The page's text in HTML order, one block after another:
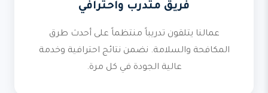
فريق متدرب واحترافي
عمالنا يتلقون تدريباً منتظماً على أحدث طرق
المكافحة والسلامة. نضمن نتائج احترافية وخدمة
عالية الجودة في كل مرة.